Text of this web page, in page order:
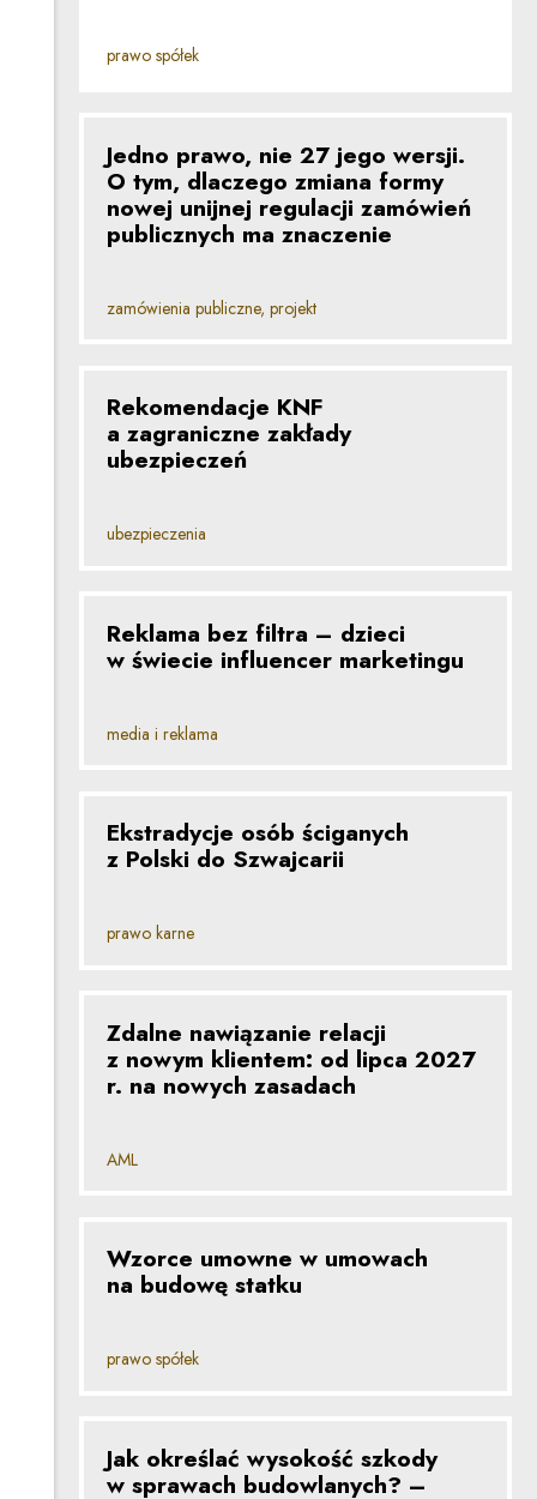
prawo spółek
Jedno prawo, nie 27 jego wersji.
O tym, dlaczego zmiana formy
nowej unijnej regulacji zamówień
publicznych ma znaczenie
zamówienia publiczne, projekt
Rekomendacje KNF
a zagraniczne zakłady
ubezpieczeń
ubezpieczenia
Reklama bez filtra – dzieci
w świecie influencer marketingu
media i reklama
Ekstradycje osób ściganych
z Polski do Szwajcarii
prawo karne
Zdalne nawiązanie relacji
z nowym klientem: od lipca 2027
r. na nowych zasadach
AML
Wzorce umowne w umowach
na budowę statku
prawo spółek
Jak określać wysokość szkody
w sprawach budowlanych? –